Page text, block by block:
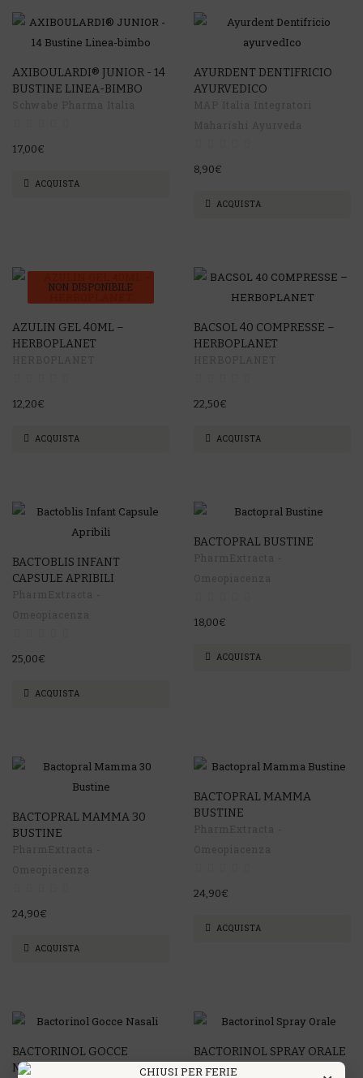
AXIBOULARDI® JUNIOR - 14
BUSTINE LINEA-BIMBO
17,00€
ACQUISTA
AYURDENT DENTIFRICIO
AYURVEDICO
8,90€
ACQUISTA
NON DISPONIBILE
AZULIN GEL 40ML –
HERBOPLANET
12,20€
ACQUISTA
BACSOL 40 COMPRESSE –
HERBOPLANET
22,50€
ACQUISTA
BACTOBLIS INFANT
CAPSULE APRIBILI
25,00€
ACQUISTA
BACTOPRAL BUSTINE
18,00€
ACQUISTA
BACTOPRAL MAMMA 30
BUSTINE
24,90€
ACQUISTA
BACTOPRAL MAMMA
BUSTINE
24,90€
ACQUISTA
BACTORINOL GOCCE
NASALI
BACTORINOL SPRAY ORALE
PharmExtracta -